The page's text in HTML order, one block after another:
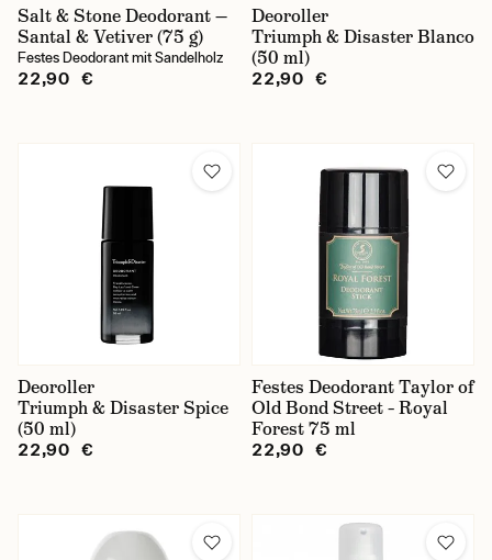
Salt & Stone Deodorant —
Santal & Vetiver (75 g)
Festes Deodorant mit Sandelholz
22,90 €
Deoroller
Triumph & Disaster Blanco
(50 ml)
22,90 €
Deoroller
Triumph & Disaster Spice
(50 ml)
22,90 €
Festes Deodorant Taylor of
Old Bond Street – Royal
Forest 75 ml
22,90 €